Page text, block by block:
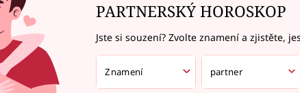
PARTNERSKÝ HOROSKOP
Jste si souzení? Zvolte znamení a zjistěte,